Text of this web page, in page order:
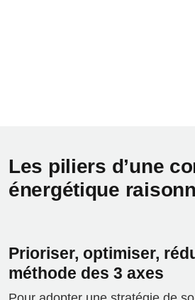
Les piliers d’une
énergétique
Prioriser, optimiser,
méthode des 3 axes